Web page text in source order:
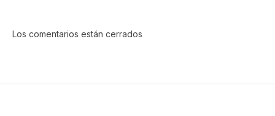
Los comentarios están cerrados